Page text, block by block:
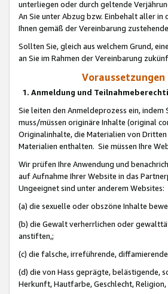
unterliegen oder durch geltende
An Sie unter Abzug bzw. Einbehalt aller
Ihnen gemäß der Vereinbarung
Sollten Sie, gleich aus welchem Grund,
an Sie im Rahmen der Vereinbarung
1. Anmeldung und
Sie leiten den Anmeldeprozess ein,
muss/müssen originäre Inhalte (original
Originalinhalte, die Materialien von
Materialien enthalten. Sie müssen Ihre
Wir prüfen Ihre Anwendung und
auf Aufnahme Ihrer Website in das
Ungeeignet sind unter anderem Websites:
(a) die sexuelle oder obszöne Inhalte
(b) die Gewalt verherrlichen oder
anstiften,;
(c) die falsche, irreführende,
(d) die von Hass geprägte, belästigende,
Herkunft, Hautfarbe, Geschlecht,